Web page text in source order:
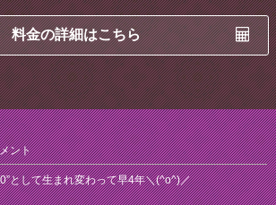
料金の詳細はこちら
ント
として生まれ変わって早4年＼(^o^)／